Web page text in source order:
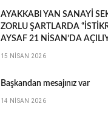
AYAKKABI YAN SANAYİ
ZORLU ŞARTLARDA
AYSAF 21 NİSAN’DA
15 NISAN 2026
Başkandan mesajınız var
14 NISAN 2026